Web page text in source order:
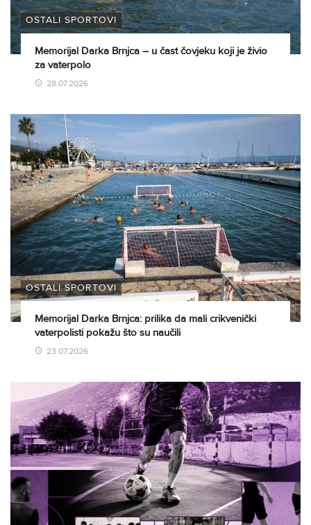
OSTALI SPORTOVI
Memorijal Darka Brnjca – u čast čovjeku koji je živio
za vaterpolo
28.07.2026
OSTALI SPORTOVI
Memorijal Darka Brnjca: prilika da mali crikvenički
vaterpolisti pokažu što su naučili
23.07.2026